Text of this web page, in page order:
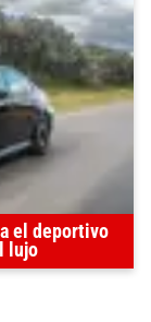
el deportivo
lujo